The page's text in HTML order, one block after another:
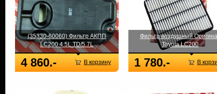
(35330-60060) Фильтр АКПП
LC200 4.5L TD/5.7L
4 860.- В корзину
Фильтр воздушный
Toyota LC200
1 780.- В